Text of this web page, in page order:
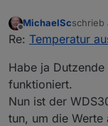
Offline
MichaelScschrieb
zuletzt
Re: Temperatur
Habe ja
funktioniert.
Nun ist der
tun, um die Werte